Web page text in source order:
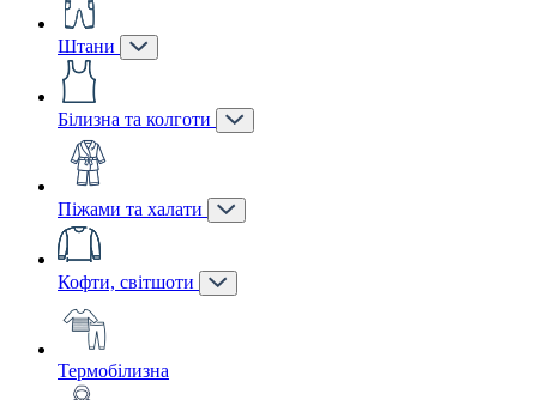
Штани
Білизна та колготи
Піжами та халати
Кофти, світшоти
Термобілизна